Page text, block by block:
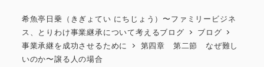
希魚亭日乗（きぎょてい にちじょう）〜ファミリービジネ
ス、とりわけ事業継承について考えるブログ
ブログ
事業承継を成功させるために
第四章 第二節 なぜ難し
いのか〜譲る人の場合